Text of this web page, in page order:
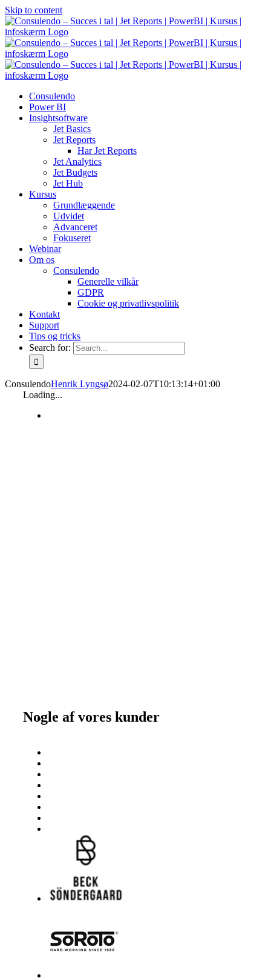
Skip to content
Consulendo
Power BI
Insightsoftware
Jet Basics
Jet Reports
Har Jet Reports
Jet Analytics
Jet Budgets
Jet Hub
Kursus
Grundlæggende
Udvidet
Advanceret
Fokuseret
Webinar
Om os
Consulendo
Generelle vilkår
GDPR
Cookie og privatlivspolitik
Kontakt
Support
Tips og tricks
Search for:
ConsulendoHenrik Lyngsø2024-02-07T10:13:14+01:00
Loading...
Nogle af vores kunder